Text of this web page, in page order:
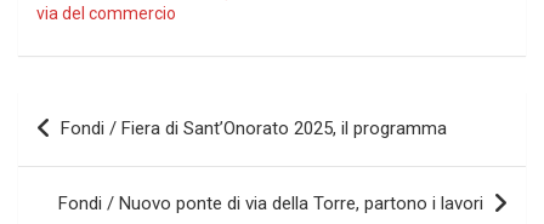
via del commercio
Navigazione
articoli
Fondi / Fiera di Sant’Onorato 2025, il programma
Fondi / Nuovo ponte di via della Torre, partono i lavori